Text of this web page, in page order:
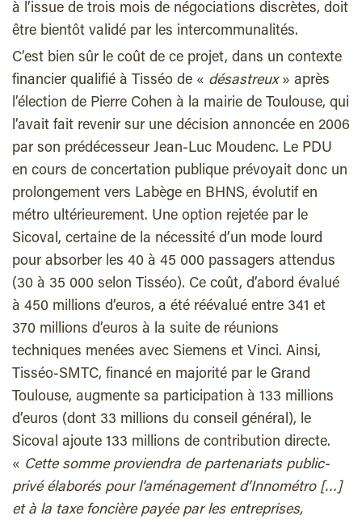
à l’issue de trois mois de négociations discrètes, doit
être bientôt validé par les intercommunalités.
C’est bien sûr le coût de ce projet, dans un contexte
financier qualifié à Tisséo de « désastreux» après
l’élection de Pierre Cohen à la mairie de Toulouse, qui
l’avait fait revenir sur une décision annoncée en 2006
par son prédécesseur Jean-Luc Moudenc. Le PDU
en cours de concertation publique prévoyait donc un
prolongement vers Labège en BHNS, évolutif en
métro ultérieurement. Une option rejetée par le
Sicoval, certaine de la nécessité d’un mode lourd
pour absorber les 40 à 45 000 passagers attendus
(30 à 35 000 selon Tisséo). Ce coût, d’abord évalué
à 450 millions d’euros, a été réévalué entre 341 et
370 millions d’euros à la suite de réunions
techniques menées avec Siemens et Vinci. Ainsi,
Tisséo-SMTC, financé en majorité par le Grand
Toulouse, augmente sa participation à 133 millions
d’euros (dont 33 millions du conseil général), le
Sicoval ajoute 133 millions de contribution directe.
« Cette somme proviendra de partenariats public-
privé élaborés pour l’aménagement d’Innométro […]
et à la taxe foncière payée par les entreprises,